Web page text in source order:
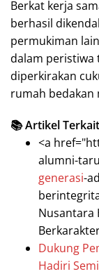
Berkat kerja
berhasil
permukiman
dalam peristiwa
diperkirakan
rumah bedakan
📚 Artikel
<a
alumni-
generasi-
Nusantara
Dukung
Hadiri